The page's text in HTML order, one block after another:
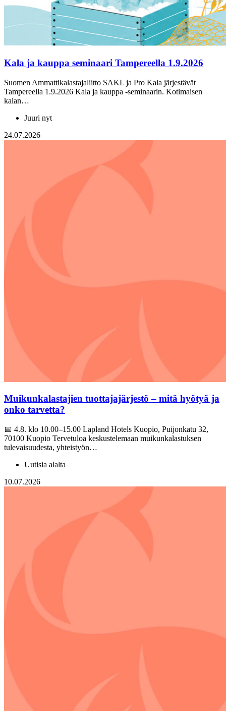
Kala ja kauppa seminaari Tampereella 1.9.2026
Suomen Ammattikalastajaliitto SAKL ja Pro Kala järjestävät
Tampereella 1.9.2026 Kala ja kauppa -seminaarin. Kotimaisen
kalan…
Juuri nyt
24.07.2026
Muikunkalastajien tuottajajärjestö – mitä hyötyä ja
onko tarvetta?
📅 4.8. klo 10.00–15.00 Lapland Hotels Kuopio, Puijonkatu 32,
70100 Kuopio Tervetuloa keskustelemaan muikunkalastuksen
tulevaisuudesta, yhteistyön…
Uutisia alalta
10.07.2026